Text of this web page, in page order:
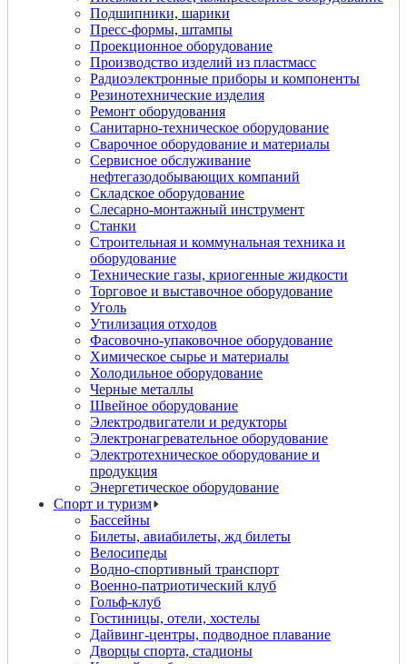
Подшипники, шарики
Пресс-формы, штампы
Проекционное оборудование
Производство изделий из пластмасс
Радиоэлектронные приборы и компоненты
Резинотехнические изделия
Ремонт оборудования
Санитарно-техническое оборудование
Сварочное оборудование и материалы
Сервисное обслуживание
нефтегазодобывающих компаний
Складское оборудование
Слесарно-монтажный инструмент
Станки
Строительная и коммунальная техника и
оборудование
Технические газы, криогенные жидкости
Торговое и выставочное оборудование
Уголь
Утилизация отходов
Фасовочно-упаковочное оборудование
Химическое сырье и материалы
Холодильное оборудование
Черные металлы
Швейное оборудование
Электродвигатели и редукторы
Электронагревательное оборудование
Электротехническое оборудование и
продукция
Энергетическое оборудование
Спорт и туризм
Бассейны
Билеты, авиабилеты, жд билеты
Велосипеды
Водно-спортивный транспорт
Военно-патриотический клуб
Гольф-клуб
Гостиницы, отели, хостелы
Дайвинг-центры, подводное плавание
Дворцы спорта, стадионы